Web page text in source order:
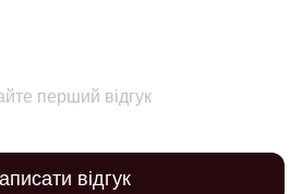
перший відгук
відгук